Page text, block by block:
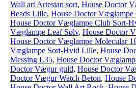
Wall art Artesian sort, House Doctor
Beads Lille, House Doctor
House Doctor Væglampe Club Sort-
Væglampe Leaf Sølv, House Doctor
House Doctor Væglampe Molecular
Væglampe Sort-Hvid Lille, House
Messing L35, House Doctor
Doctor Vægur guld, House Doctor
Doctor Vægur Watch Beton, House